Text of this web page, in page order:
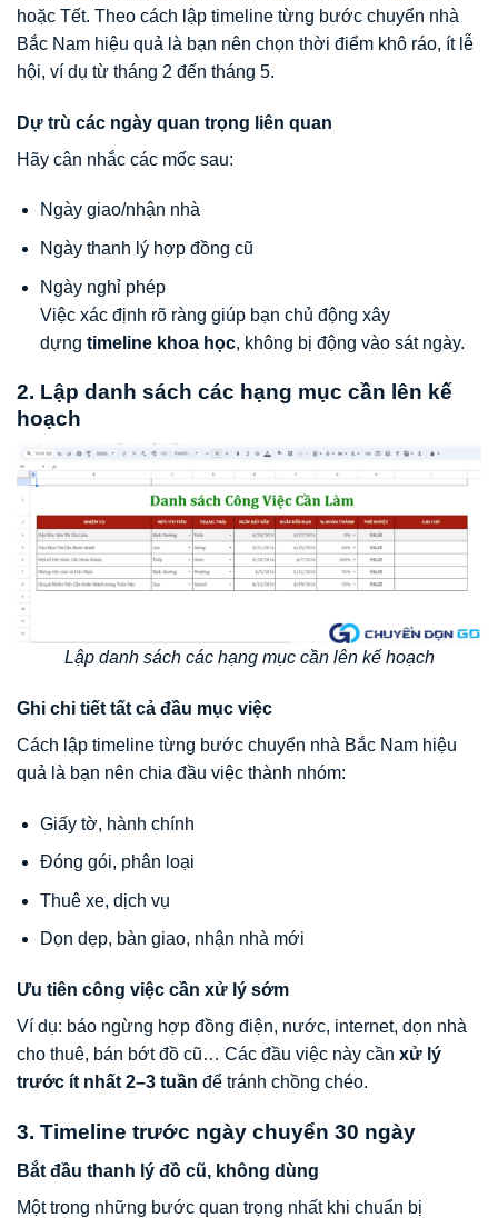
hoặc Tết. Theo cách lập timeline từng bước chuyển nhà
Bắc Nam hiệu quả là bạn nên chọn thời điểm khô ráo, ít lễ
hội, ví dụ từ tháng 2 đến tháng 5.
Dự trù các ngày quan trọng liên quan
Hãy cân nhắc các mốc sau:
Ngày giao/nhận nhà
Ngày thanh lý hợp đồng cũ
Ngày nghỉ phép
Việc xác định rõ ràng giúp bạn chủ động xây
dựng timeline khoa học, không bị động vào sát ngày.
2. Lập danh sách các hạng mục cần lên kế
hoạch
Lập danh sách các hạng mục cần lên kế hoạch
Ghi chi tiết tất cả đầu mục việc
Cách lập timeline từng bước chuyển nhà Bắc Nam hiệu
quả là bạn nên chia đầu việc thành nhóm:
Giấy tờ, hành chính
Đóng gói, phân loại
Thuê xe, dịch vụ
Dọn dẹp, bàn giao, nhận nhà mới
Ưu tiên công việc cần xử lý sớm
Ví dụ: báo ngừng hợp đồng điện, nước, internet, dọn nhà
cho thuê, bán bớt đồ cũ… Các đầu việc này cần xử lý
trước ít nhất 2–3 tuần để tránh chồng chéo.
3. Timeline trước ngày chuyển 30 ngày
Bắt đầu thanh lý đồ cũ, không dùng
Một trong những bước quan trọng nhất khi chuẩn bị